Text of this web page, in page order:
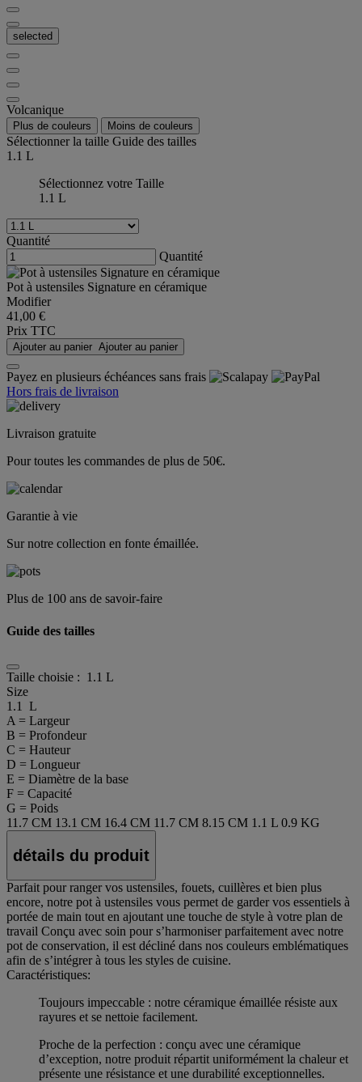
selected
Volcanique
Plus de couleurs Moins de couleurs
Sélectionner la taille Guide des tailles
1.1 L
Sélectionnez votre Taille
1.1 L
Quantité
Quantité
Pot à ustensiles Signature en céramique
Modifier
41,00 €
Prix TTC
Ajouter au panier Ajouter au panier
Payez en plusieurs échéances sans frais
Hors frais de livraison
Livraison gratuite
Pour toutes les commandes de plus de 50€.
Garantie à vie
Sur notre collection en fonte émaillée.
Plus de 100 ans de savoir-faire
Guide des tailles
Taille choisie : 1.1 L
Size
1.1 L
A = Largeur
B = Profondeur
C = Hauteur
D = Longueur
E = Diamètre de la base
F = Capacité
G = Poids
11.7 CM 13.1 CM 16.4 CM 11.7 CM 8.15 CM 1.1 L 0.9 KG
détails du produit
Parfait pour ranger vos ustensiles, fouets, cuillères et bien plus
encore, notre pot à ustensiles vous permet de garder vos essentiels à
portée de main tout en ajoutant une touche de style à votre plan de
travail Conçu avec soin pour s’harmoniser parfaitement avec notre
pot de conservation, il est décliné dans nos couleurs emblématiques
afin de s’intégrer à tous les styles de cuisine.
Caractéristiques:
Toujours impeccable : notre céramique émaillée résiste aux
rayures et se nettoie facilement.
Proche de la perfection : conçu avec une céramique
d’exception, notre produit répartit uniformément la chaleur et
présente une résistance et une durabilité exceptionnelles.